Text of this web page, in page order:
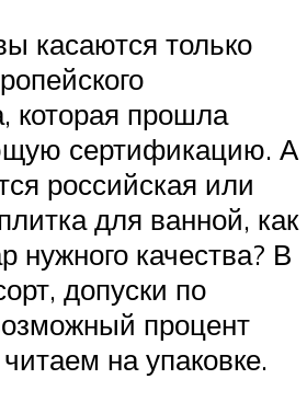
касаются только
которая прошла
сертификацию. А
российская или
для ванной, как
нужного качества? В
допуски по
процент
на упаковке.